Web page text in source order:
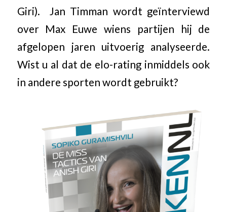
Giri). Jan Timman wordt geïnterviewd
over Max Euwe wiens partijen hij de
afgelopen jaren uitvoerig analyseerde.
Wist u al dat de elo-rating inmiddels ook
in andere sporten wordt gebruikt?